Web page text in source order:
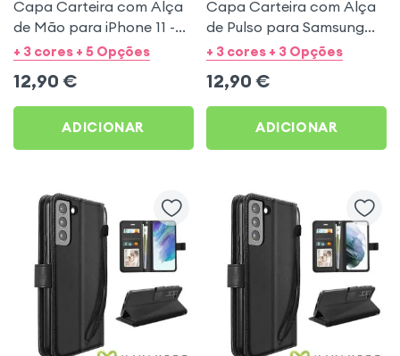
Capa Carteira com Alça
de Mão para iPhone 11 -
Preto Mayaxess
+ 3 cores + 5 Opções
12,90 €
ADICIONAR
Capa Carteira com Alça
de Pulso para Samsung
Galaxy S22 Ultra - Preta
+ 3 cores + 3 Opções
12,90 €
ADICIONAR